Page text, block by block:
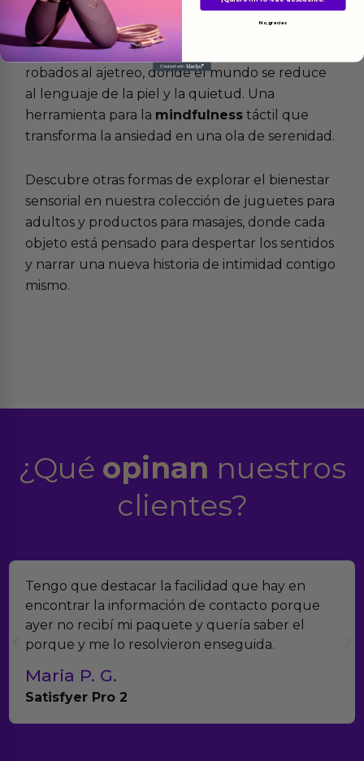
el placer puede ser tranquilo y el autocuidado,
una práctica profundamente sensual. Es el
compañero perfecto para esos instantes
robados al ajetreo, donde el mundo se reduce
al lenguaje de la piel y la quietud. Una
herramienta para la mindfulness táctil que
transforma la ansiedad en una ola de serenidad.
Descubre otras formas de explorar el bienestar
sensorial en nuestra colección de juguetes para
adultos y productos para masajes, donde cada
objeto está pensado para despertar los sentidos
y narrar una nueva historia de intimidad contigo
mismo.
¿Qué opinan nuestros
clientes?
Tengo que destacar la facilidad que hay en
encontrar la información de contacto porque
ayer no recibí mi paquete y quería saber el
porque y me lo resolvieron enseguida.
Maria P. G.
Satisfyer Pro 2
No, gracias